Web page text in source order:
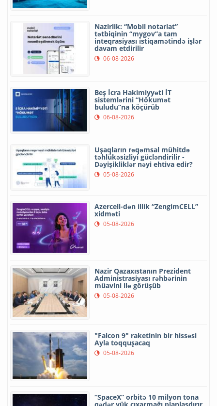
Nazirlik: “Mobil notariat”
tətbiqinin “mygov”a tam
inteqrasiyası istiqamətində işlər
davam etdirilir
06-08-2026
Beş İcra Hakimiyyəti İT
sistemlərini “Hökumət
buludu”na köçürüb
06-08-2026
Uşaqların rəqəmsal mühitdə
təhlükəsizliyi gücləndirilir -
Dəyişikliklər nəyi ehtiva edir?
05-08-2026
Azercell-dən illik “ZengimCELL”
xidməti
05-08-2026
Nazir Qazaxıstanın Prezident
Administrasiyası rəhbərinin
müavini ilə görüşüb
05-08-2026
"Falcon 9" raketinin bir hissəsi
Ayla toqquşacaq
05-08-2026
“SpaceX” orbitə 10 milyon tona
qədər yük çıxarmağı planlaşdırır